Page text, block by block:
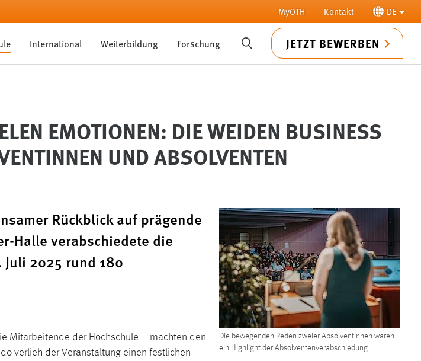
MyOTH Kontakt DE
International Weiterbildung Forschung SUCHE JETZT BEWERBEN
EMOTIONEN: DIE WEIDEN BUSINESS
UND ABSOLVENTEN
Die bewegenden Reden zweier Absolventinnen waren
ein Highlight der Absolventenverabschiedung
Rückblick auf prägende
Halle verabschiedete die
Juli 2025 rund 180
Mitarbeitende der Hochschule – machten den
verlieh der Veranstaltung einen festlichen